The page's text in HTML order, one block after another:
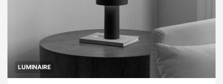
LUMINAIRE